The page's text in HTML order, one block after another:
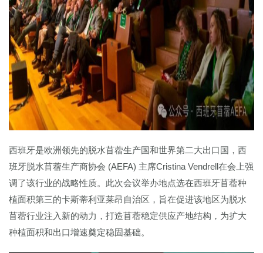
西班牙是欧洲领先的脱水苜蓿生产国和世界第二大出口国，西
班牙脱水苜蓿生产商协会 (AEFA) 主席Cristina Vendrell在会上强
调了该行业的战略性质。此次会议举办地点选在西班牙苜蓿种
植面积第三的卡斯蒂利亚莱昂自治区，旨在促进该地区为脱水
苜蓿行业注入新的动力，打造苜蓿稳定供应产地结构，为扩大
种植面积和出口增速奠定稳固基础。